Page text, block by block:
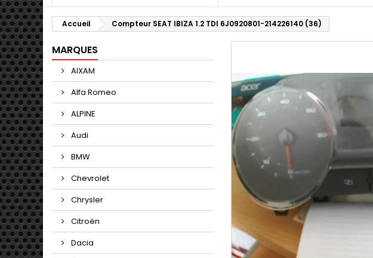
Accueil Compteur SEAT IBIZA 1.2 TDI 6J0920801-214226140 (36)
MARQUES
AIXAM
Alfa Romeo
ALPINE
Audi
BMW
Chevrolet
Chrysler
Citroën
Dacia